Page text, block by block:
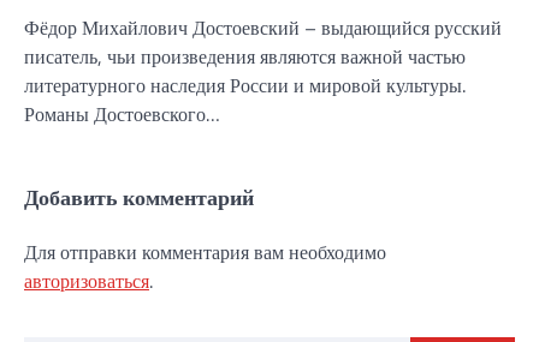
Фёдор Михайлович Достоевский – выдающийся русский
писатель, чьи произведения являются важной частью
литературного наследия России и мировой культуры.
Романы Достоевского…
Добавить комментарий
Для отправки комментария вам необходимо
авторизоваться.